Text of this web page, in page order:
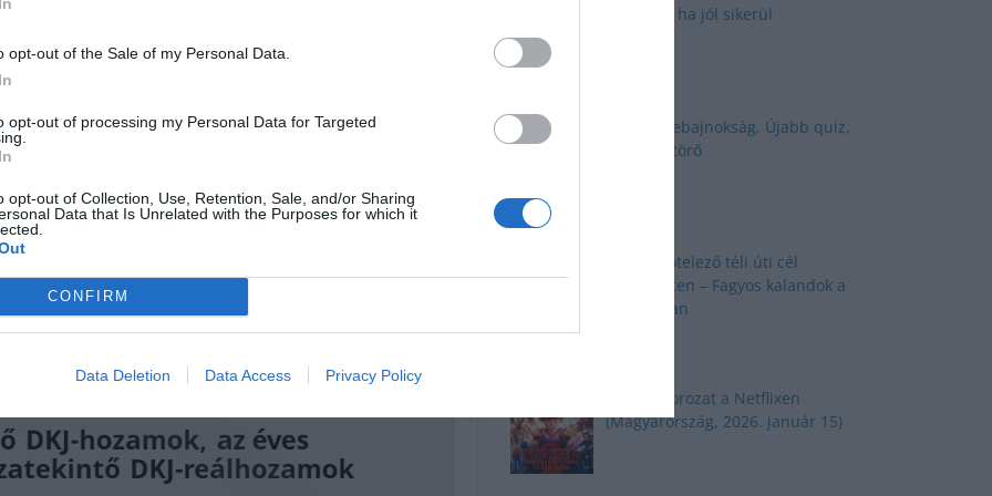
opt-out of the Sale of my Personal Data.
opt-out of processing my Personal Data for Targeted
opt-out of Collection, Use, Retention, Sale, and/or Sharing
Data that Is Unrelated with the Purposes for which it
CONFIRM
Data Deletion Data Access Privacy Policy
hozamok egy hullámvasútra emlékeztető
szempontjából 2023. január hozta el a mélypontot,
szemben a visszatekintő egy éves hozam (a 12 havi
korrigálva 17%-os éves reálveszteség mutatkozott.
egy befektető 1 évvel ezelőtt fektetett be, és most száll ki a
az inflációval összehasonlítva megkapjuk a
miközben az állampapír-piaci hozamok jelentősen
csúcson már kétszámjegyű, 10,6%-os visszatekintő
kalappal, ha jól sikerül
Kvíz: Elmebajnokság. Újabb quiz,
újabb fejtörő
Top 10 kötelező téli úti cél
Budapesten – Fagyos kalandok a
fővárosban
TOP 10 sorozat a Netflixen
(Magyarország, 2026. január 15)